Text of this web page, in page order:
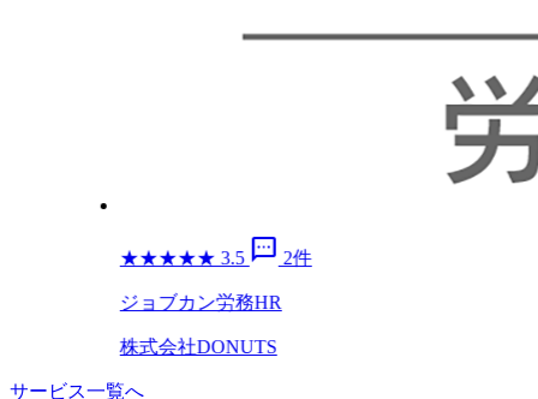
★★★★★ 3.5 sms 2件
ジョブカン労務HR
株式会社DONUTS
サービス一覧へ